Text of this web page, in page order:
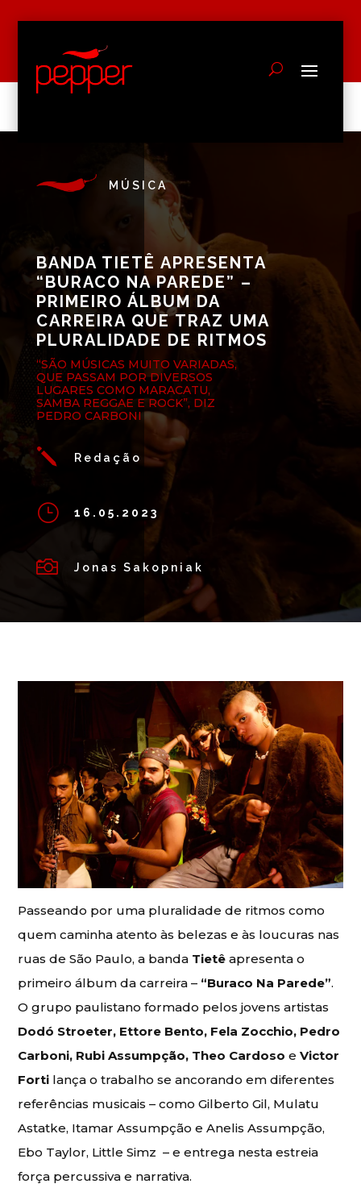
MÚSICA
BANDA TIETÊ APRESENTA
“BURACO NA PAREDE” –
PRIMEIRO ÁLBUM DA
CARREIRA QUE TRAZ UMA
PLURALIDADE DE RITMOS
“SÃO MÚSICAS MUITO VARIADAS,
QUE PASSAM POR DIVERSOS
LUGARES COMO MARACATU,
SAMBA REGGAE E ROCK”, DIZ
PEDRO CARBONI
j Redação
} 16.05.2023
 Jonas Sakopniak
Passeando por uma pluralidade de ritmos como
quem caminha atento às belezas e às loucuras nas
ruas de São Paulo, a banda Tietê apresenta o
primeiro álbum da carreira – “Buraco Na Parede”.
O grupo paulistano formado pelos jovens artistas
Dodó Stroeter, Ettore Bento, Fela Zocchio, Pedro
Carboni, Rubi Assumpção, Theo CardosoeVictor
Forti lança o trabalho se ancorando em diferentes
referências musicais – como Gilberto Gil, Mulatu
Astatke, Itamar Assumpção e Anelis Assumpção,
Ebo Taylor, Little Simz – e entrega nesta estreia
força percussiva e narrativa.